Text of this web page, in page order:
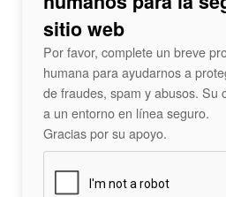
sitio web
Por favor, complete un breve
humana para ayudarnos a
de fraudes, spam y abusos. Su
a un entorno en línea seguro.
Gracias por su apoyo.